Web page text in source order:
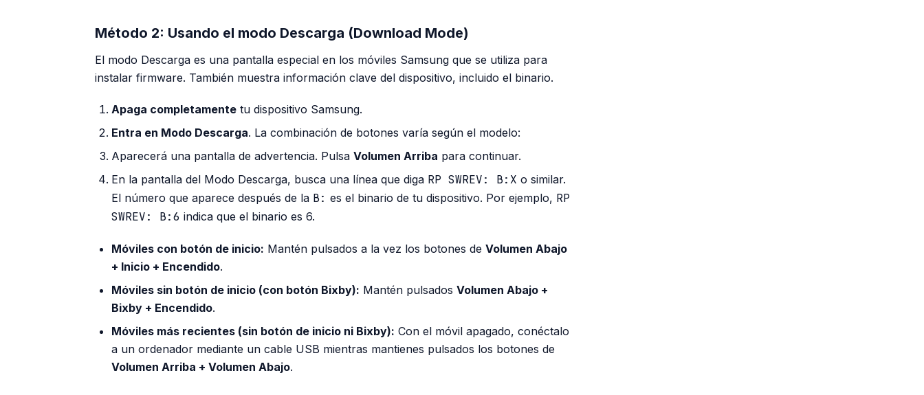
Método 2: Usando el modo Descarga (Download Mode)
El modo Descarga es una pantalla especial en los móviles Samsung que se utiliza para
instalar firmware. También muestra información clave del dispositivo, incluido el binario.
Apaga completamente tu dispositivo Samsung.
Entra en Modo Descarga. La combinación de botones varía según el modelo:
Aparecerá una pantalla de advertencia. Pulsa Volumen Arriba para continuar.
En la pantalla del Modo Descarga, busca una línea que diga RP SWREV: B:X o similar.
El número que aparece después de la B: es el binario de tu dispositivo. Por ejemplo, RP
SWREV: B:6 indica que el binario es 6.
Móviles con botón de inicio: Mantén pulsados a la vez los botones de Volumen Abajo
+ Inicio + Encendido.
Móviles sin botón de inicio (con botón Bixby): Mantén pulsados Volumen Abajo +
Bixby + Encendido.
Móviles más recientes (sin botón de inicio ni Bixby): Con el móvil apagado, conéctalo
a un ordenador mediante un cable USB mientras mantienes pulsados los botones de
Volumen Arriba + Volumen Abajo.